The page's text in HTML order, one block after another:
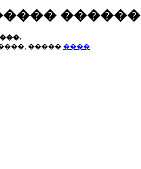
������
����� ����